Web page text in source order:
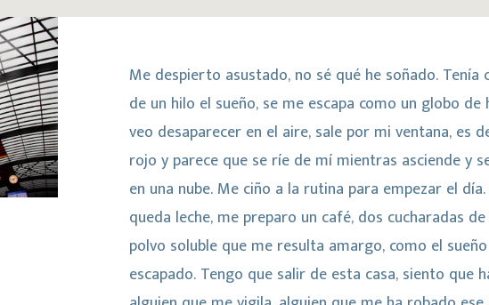
Me despierto asustado, no sé qué he soñado. Tenía
de un hilo el sueño, se me escapa como un globo de
veo desaparecer en el aire, sale por mi ventana, es
rojo y parece que se ríe de mí mientras asciende y
en una nube. Me ciño a la rutina para empezar el
queda leche, me preparo un café, dos cucharadas
polvo soluble que me resulta amargo, como el
escapado. Tengo que salir de esta casa, siento que